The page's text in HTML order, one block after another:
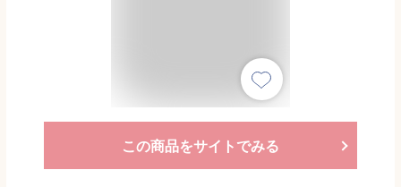
この商品をサイトでみる